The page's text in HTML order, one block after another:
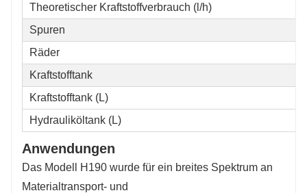
Theoretischer Kraftstoffverbrauch (l/h)
Spuren
Räder
Kraftstofftank
Kraftstofftank (L)
Hydrauliköltank (L)
Anwendungen
Das Modell H190 wurde für ein breites Spektrum an
Materialtransport- und